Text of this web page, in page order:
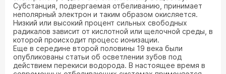
Субстанция, подвергаемая отбеливанию, принимает
неполярный электрон и таким образом окисляется.
Низкий или высокий процент сильных свободных
радикалов зависит от кислотной или щелочной среды, в
которой происходит процесс ионизации.
Еще в середине второй половины 19 века были
опубликованы статьи об осветлении зубов под
действием перекиси водорода. В настоящее время в